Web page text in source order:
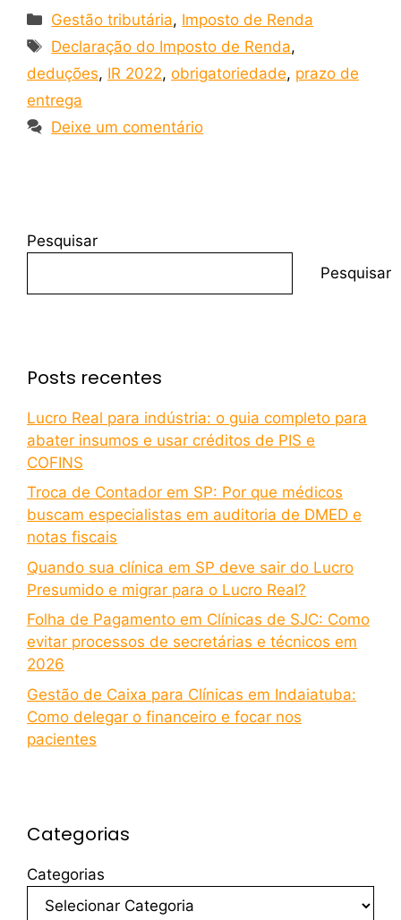
Gestão tributária, Imposto de Renda
Declaração do Imposto de Renda,
deduções, IR 2022, obrigatoriedade, prazo de
entrega
Deixe um comentário
Pesquisar
Pesquisar
Posts recentes
Lucro Real para indústria: o guia completo para
abater insumos e usar créditos de PIS e
COFINS
Troca de Contador em SP: Por que médicos
buscam especialistas em auditoria de DMED e
notas fiscais
Quando sua clínica em SP deve sair do Lucro
Presumido e migrar para o Lucro Real?
Folha de Pagamento em Clínicas de SJC: Como
evitar processos de secretárias e técnicos em
2026
Gestão de Caixa para Clínicas em Indaiatuba:
Como delegar o financeiro e focar nos
pacientes
Categorias
Categorias